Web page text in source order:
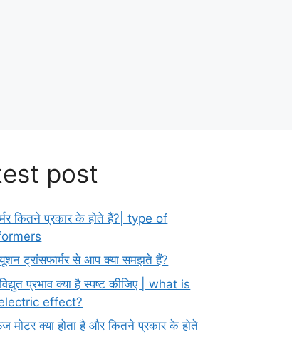
post
कितने प्रकार के होते हैं?| type of
ट्रांसफार्मर से आप क्या समझते हैं?
प्रभाव क्या है स्पष्ट कीजिए | what is
effect?
मोटर क्या होता है और कितने प्रकार के होते